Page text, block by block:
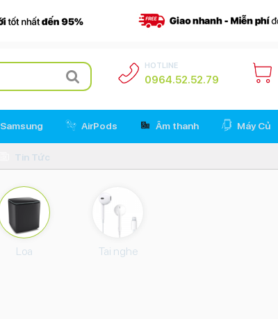
HOTLINE
0964.52.52.79
Samsung AirPods Âm thanh Máy Củ
Tin Tức
Loa Tai nghe